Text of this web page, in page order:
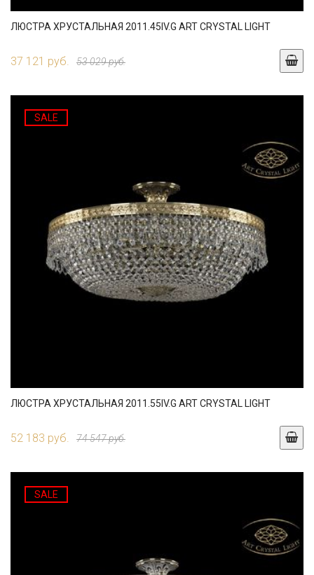
ЛЮСТРА ХРУСТАЛЬНАЯ 2011.45IV.G ART CRYSTAL LIGHT
37 121 руб. 53 029 руб.
SALE
ЛЮСТРА ХРУСТАЛЬНАЯ 2011.55IV.G ART CRYSTAL LIGHT
52 183 руб. 74 547 руб.
SALE